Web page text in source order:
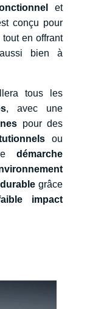
et
conçu pour
tout en offrant
bien à
tous les
, avec une
pour des
ou
démarche
durablegrâce
impact